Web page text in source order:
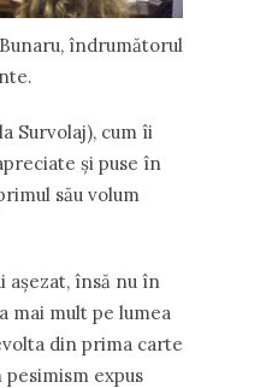
îndrumătorul
Survolaj), cum îi
şi puse în
său volum
aşezat, însă nu în
mai mult pe lumea
din prima carte
expus